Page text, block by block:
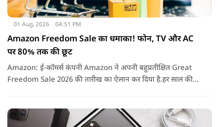
01 Aug, 2026 04:51 PM
Amazon Freedom Sale का धमाका! फोन, TV और AC
पर 80% तक की छूट
Amazon: ई-कॉमर्स कंपनी Amazon ने अपनी बहुप्रतीक्षित Great
Freedom Sale 2026 की तारीख का ऐलान कर दिया है.हर साल की